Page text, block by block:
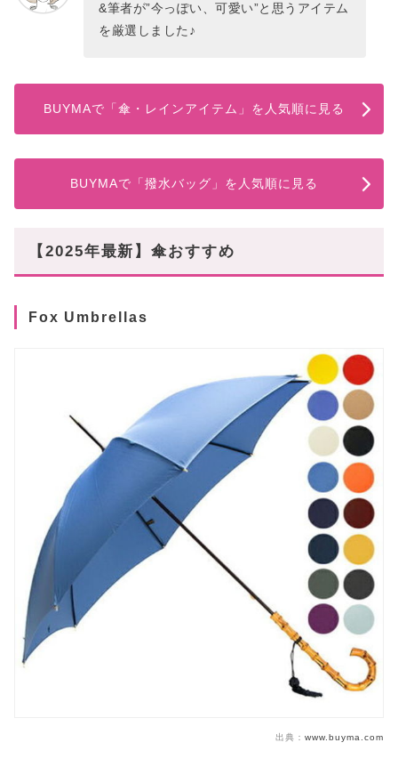
&筆者が”今っぽい、可愛い”と思うアイテム
を厳選しました♪
BUYMAで「傘・レインアイテム」を人気順に見る
BUYMAで「撥水バッグ」を人気順に見る
【2025年最新】傘おすすめ
Fox Umbrellas
出典： www.buyma.com